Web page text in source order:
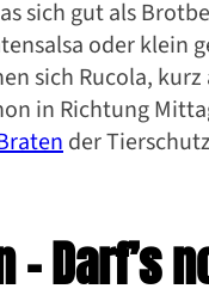
sich gut als
oder klein
sich Rucola,
in Richtung
der
– Darf’s